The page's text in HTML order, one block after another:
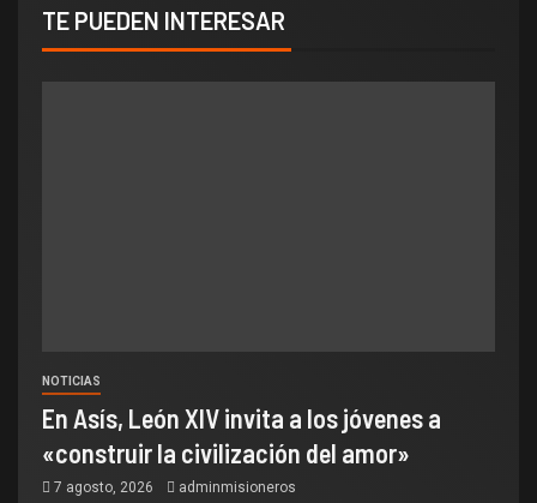
TE PUEDEN INTERESAR
NOTICIAS
En Asís, León XIV invita a los jóvenes a
«construir la civilización del amor»
7 agosto, 2026 adminmisioneros